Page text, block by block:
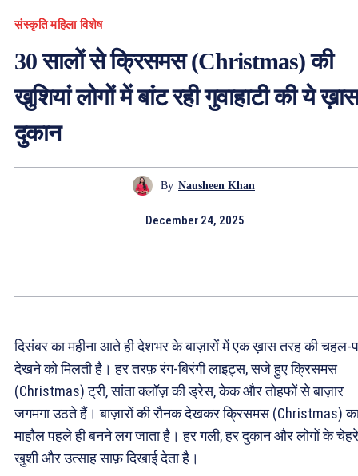
संस्कृति महिला विशेष
30 सालों से क्रिसमस (Christmas) की
खुशियां लोगों में बांट रही गुवाहाटी की ये ख़ास
दुकान
By Nausheen Khan
December 24, 2025
दिसंबर का महीना आते ही देशभर के बाज़ारों में एक ख़ास तरह की चहल-
देखने को मिलती है। हर तरफ़ रंग-बिरंगी लाइट्स, सजे हुए क्रिसमस
(Christmas) ट्री, सांता क्लॉज़ की ड्रेस, केक और तोहफों से बाज़ार
जगमगा उठते हैं। बाज़ारों की रौनक देखकर क्रिसमस (Christmas)
माहौल पहले ही बनने लग जाता है। हर गली, हर दुकान और लोगों के
खुशी और उत्साह साफ़ दिखाई देता है।